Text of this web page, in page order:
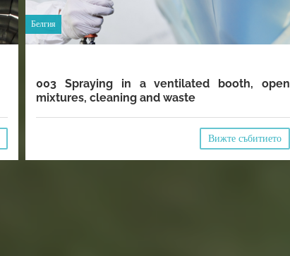
Белгия
003 Spraying in a ventilated booth, open
mixtures, cleaning and waste
Вижте събитието